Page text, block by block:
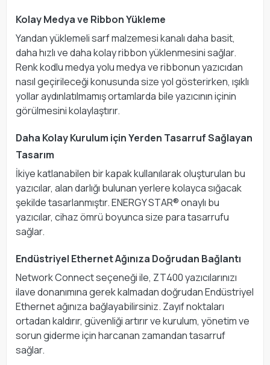
Kolay Medya ve Ribbon Yükleme
Yandan yüklemeli sarf malzemesi kanalı daha basit,
daha hızlı ve daha kolay ribbon yüklenmesini sağlar.
Renk kodlu medya yolu medya ve ribbonun yazıcıdan
nasıl geçirileceği konusunda size yol gösterirken, ışıklı
yollar aydınlatılmamış ortamlarda bile yazıcının içinin
görülmesini kolaylaştırır.
Daha Kolay Kurulum için Yerden Tasarruf Sağlayan
Tasarım
İkiye katlanabilen bir kapak kullanılarak oluşturulan bu
yazıcılar, alan darlığı bulunan yerlere kolayca sığacak
şekilde tasarlanmıştır. ENERGY STAR® onaylı bu
yazıcılar, cihaz ömrü boyunca size para tasarrufu
sağlar.
Endüstriyel Ethernet Ağınıza Doğrudan Bağlantı
Network Connect seçeneği ile, ZT400 yazıcılarınızı
ilave donanımına gerek kalmadan doğrudan Endüstriyel
Ethernet ağınıza bağlayabilirsiniz. Zayıf noktaları
ortadan kaldırır, güvenliği artırır ve kurulum, yönetim ve
sorun giderme için harcanan zamandan tasarruf
sağlar.